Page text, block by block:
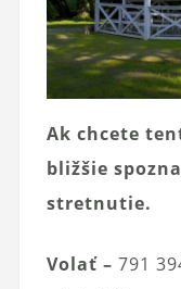
Ak chcete
bližšie
stretnutie.
Volať – 791